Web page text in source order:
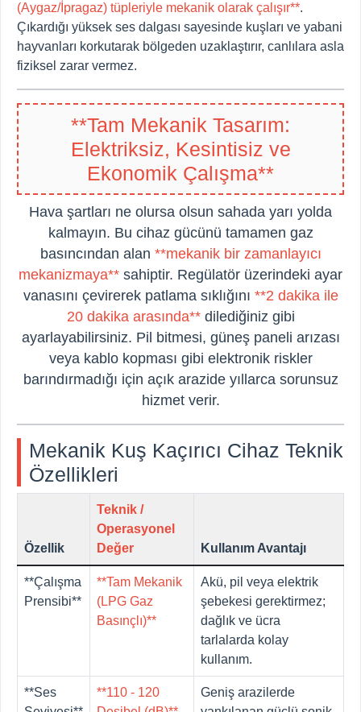
(Aygaz/İpragaz) tüpleriyle mekanik olarak çalışır**.
Çıkardığı yüksek ses dalgası sayesinde kuşları ve yabani
hayvanları korkutarak bölgeden uzaklaştırır, canlılara asla
fiziksel zarar vermez.
**Tam Mekanik Tasarım:
Elektriksiz, Kesintisiz ve
Ekonomik Çalışma**
Hava şartları ne olursa olsun sahada yarı yolda
kalmayın. Bu cihaz gücünü tamamen gaz
basıncından alan **mekanik bir zamanlayıcı
mekanizmaya** sahiptir. Regülatör üzerindeki ayar
vanasını çevirerek patlama sıklığını **2 dakika ile
20 dakika arasında**dilediğiniz gibi
ayarlayabilirsiniz. Pil bitmesi, güneş paneli arızası
veya kablo kopması gibi elektronik riskler
barındırmadığı için açık arazide yıllarca sorunsuz
hizmet verir.
Mekanik Kuş Kaçırıcı Cihaz Teknik
Özellikleri
Özellik
Teknik /
Operasyonel
Değer
Kullanım Avantajı
**Çalışma
Prensibi**
**Tam Mekanik
(LPG Gaz
Basınçlı)**
Akü, pil veya elektrik
şebekesi gerektirmez;
dağlık ve ücra
tarlalarda kolay
kullanım.
**Ses
**110 - 120
Geniş arazilerde